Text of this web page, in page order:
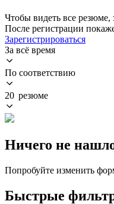
Чтобы видеть все резюме,
После регистрации
Зарегистрироваться
За всё время
По соответствию
20 резюме
Ничего не
Попробуйте изменить
Быстрые